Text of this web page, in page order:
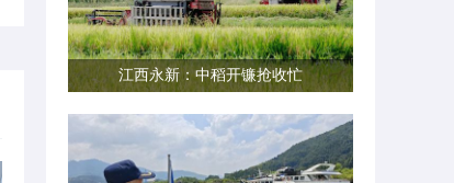
江西永新：中稻开镰抢收忙